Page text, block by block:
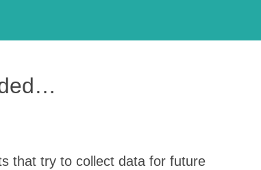
that try to collect data for future